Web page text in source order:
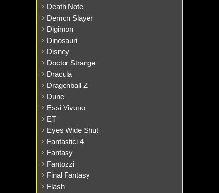
Death Note
Demon Slayer
Digimon
Dinosauri
Disney
Doctor Strange
Dracula
Dragonball Z
Dune
Essi Vivono
ET
Eyes Wide Shut
Fantastici 4
Fantasy
Fantozzi
Final Fantasy
Flash